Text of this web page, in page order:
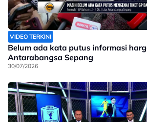
VIDEO TERKINI
Belum ada kata putus informasi
Antarabangsa Sepang
30/07/2026